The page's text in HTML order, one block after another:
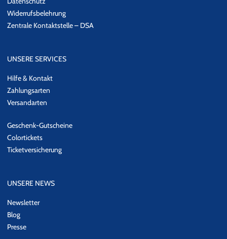
Widerrufsbelehrung
Zentrale Kontaktstelle – DSA
UNSERE SERVICES
Hilfe & Kontakt
Zahlungsarten
Versandarten
Geschenk-Gutscheine
Colortickets
Ticketversicherung
UNSERE NEWS
Newsletter
Blog
Presse